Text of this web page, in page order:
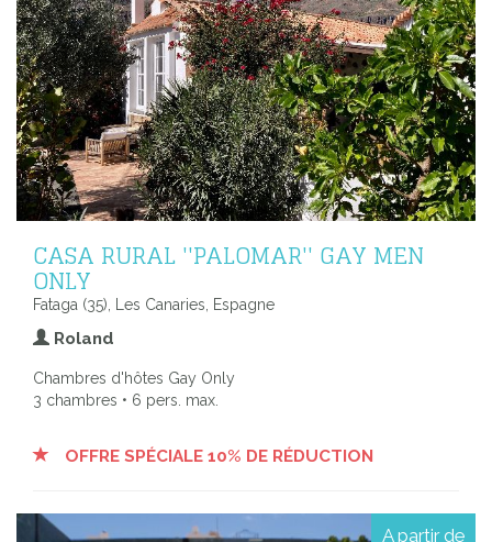
CASA RURAL ''PALOMAR'' GAY MEN
ONLY
Fataga (35), Les Canaries, Espagne
Roland
Chambres d'hôtes Gay Only
3 chambres • 6 pers. max.
OFFRE SPÉCIALE 10% DE RÉDUCTION
A partir de